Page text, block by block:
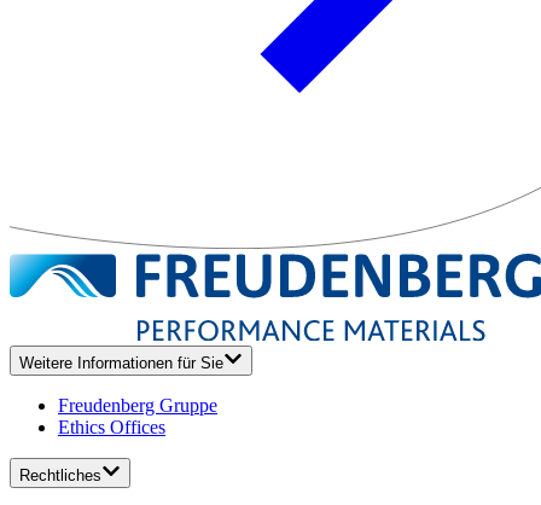
Weitere Informationen für Sie
Freudenberg Gruppe
Ethics Offices
Rechtliches